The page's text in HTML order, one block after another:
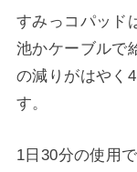
すみっコパッド
池かケーブルで
の減りがはやく
す。
1日30分の使用